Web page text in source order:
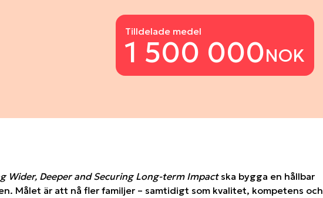
Tilldelade medel
1 500 000NOK
Wider, Deeper and Securing Long-term Impactska bygga en hållbar
Målet är att nå fler familjer – samtidigt som kvalitet, kompetens och